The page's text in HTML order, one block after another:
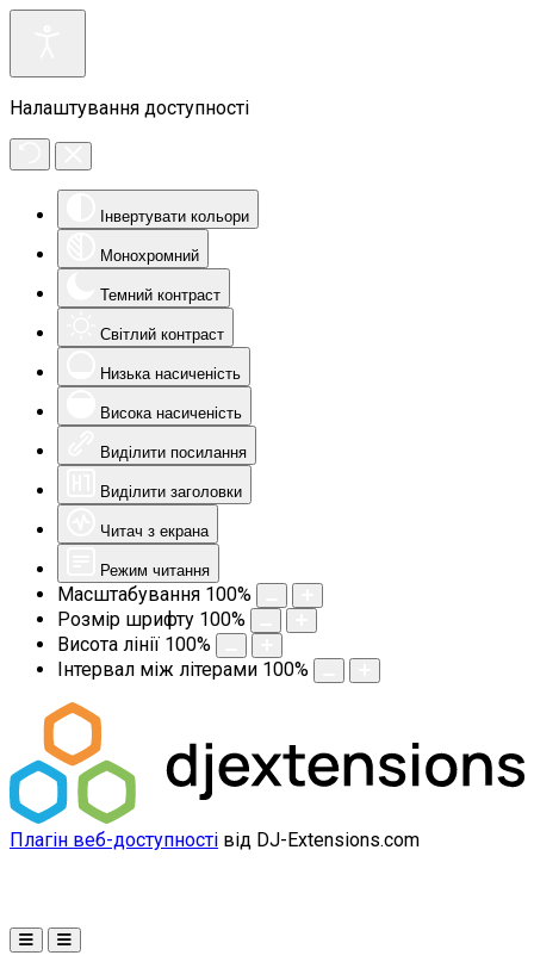
Налаштування доступності
Інвертувати кольори
Монохромний
Темний контраст
Світлий контраст
Низька насиченість
Висока насиченість
Виділити посилання
Виділити заголовки
Читач з екрана
Режим читання
Масштабування 100%
Розмір шрифту 100%
Висота лінії 100%
Інтервал між літерами 100%
Плагін веб-доступності від DJ-Extensions.com